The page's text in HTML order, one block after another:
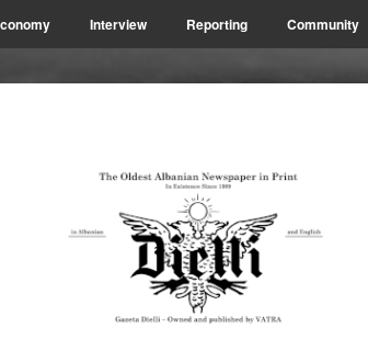
Interview Reporting Community